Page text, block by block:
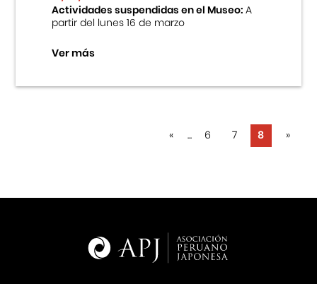
Actividades suspendidas en el Museo:A
partir del lunes 16 de marzo
Ver más
« ... 6 7 8 »